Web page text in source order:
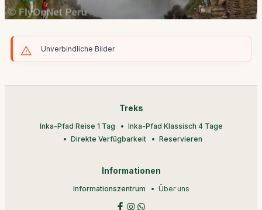
Unverbindliche Bilder
Treks
Inka-Pfad Reise 1 Tag
Inka-Pfad Klassisch 4 Tage
Direkte Verfügbarkeit
Reservieren
Informationen
Informationszentrum Über uns